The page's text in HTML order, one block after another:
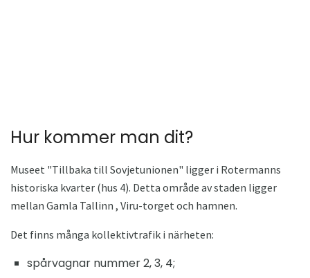
Hur kommer man dit?
Museet "Tillbaka till Sovjetunionen" ligger i Rotermanns
historiska kvarter (hus 4). Detta område av staden ligger
mellan Gamla Tallinn , Viru-torget och hamnen.
Det finns många kollektivtrafik i närheten:
spårvagnar nummer 2, 3, 4;